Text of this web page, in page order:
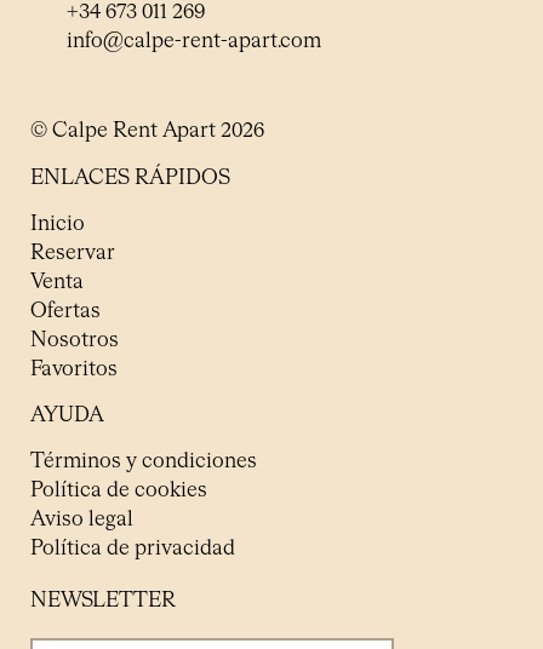
+34 673 011 269
info@calpe-rent-apart.com
© Calpe Rent Apart 2026
ENLACES RÁPIDOS
Inicio
Reservar
Venta
Ofertas
Nosotros
Favoritos
AYUDA
Términos y condiciones
Política de cookies
Aviso legal
Política de privacidad
NEWSLETTER